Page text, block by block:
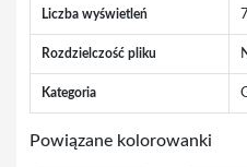
Liczba wyświetleń
Rozdzielczość pliku
Kategoria
Powiązane kolorowanki